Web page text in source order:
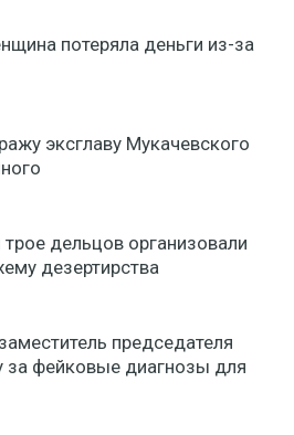
потеряла деньги из-за
эксглаву Мукачевского
дельцов организовали
дезертирства
председателя
за фейковые диагнозы для